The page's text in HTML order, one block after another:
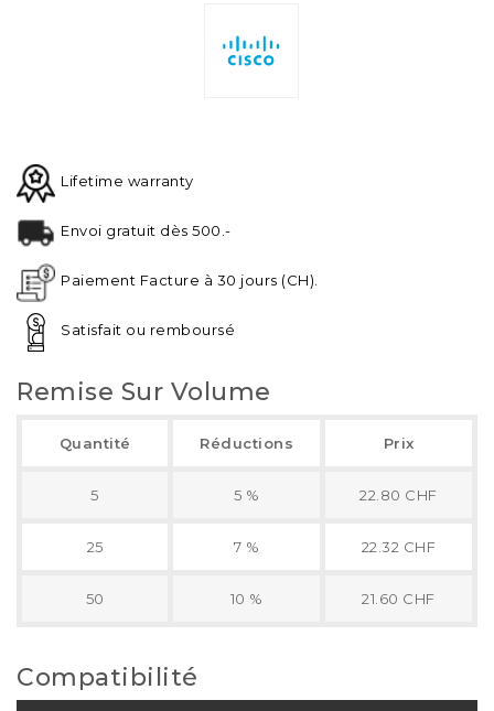
Lifetime warranty
Envoi gratuit dès 500.-
Paiement Facture à 30 jours (CH).
Satisfait ou remboursé
Remise Sur Volume
Quantité Réductions Prix
5 5 % 22.80 CHF
25 7 % 22.32 CHF
50 10 % 21.60 CHF
Compatibilité